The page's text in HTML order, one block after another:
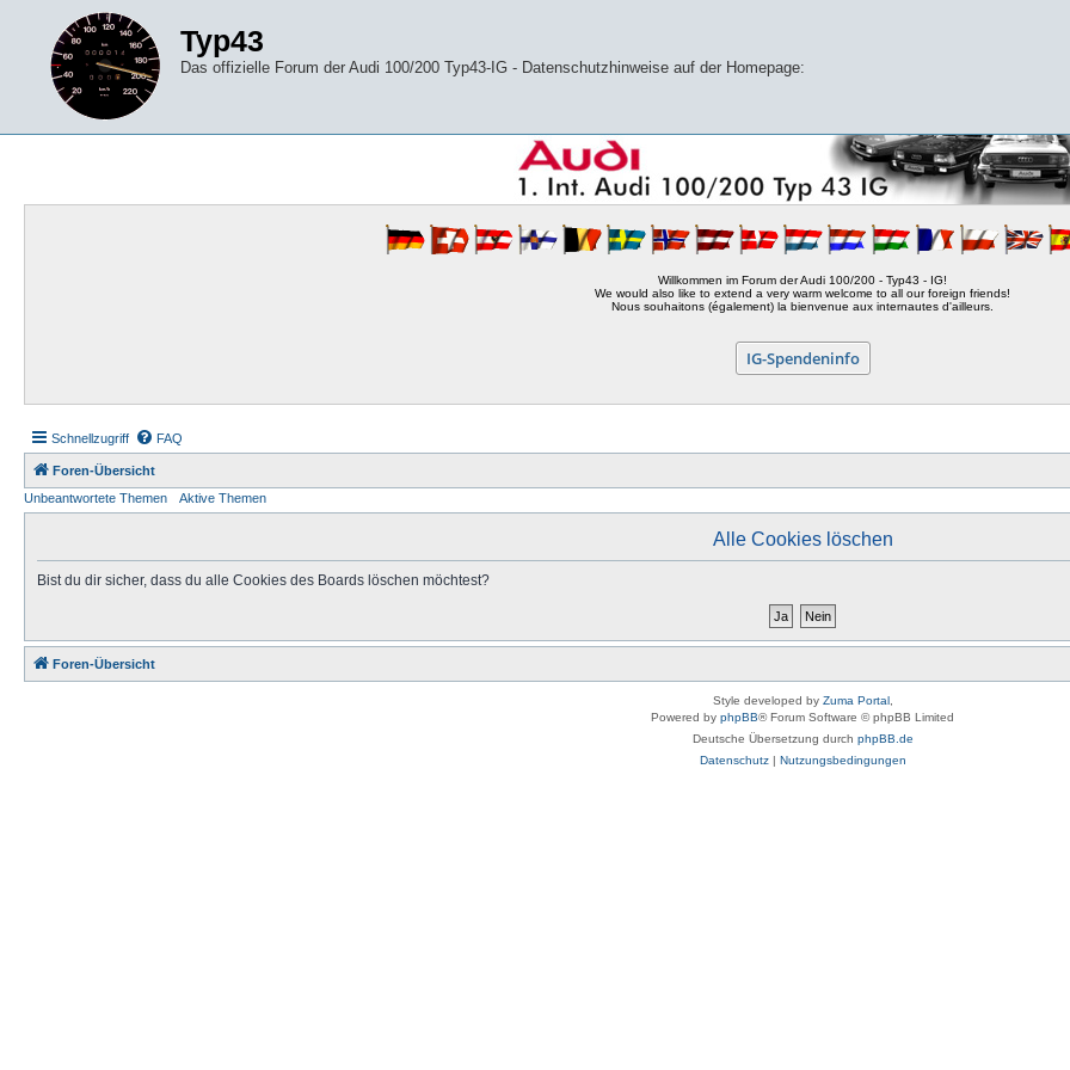
Typ43
Das offizielle Forum der Audi 100/200 Typ43-IG - Datenschutzhinweise auf der Homepage:
Willkommen im Forum der Audi 100/200 - Typ43 - IG!
We would also like to extend a very warm welcome to all our foreign friends!
Nous souhaitons (également) la bienvenue aux internautes d'ailleurs.
IG-Spendeninfo
Schnellzugriff FAQ
Foren-Übersicht
Unbeantwortete Themen
Aktive Themen
Alle Cookies löschen
Bist du dir sicher, dass du alle Cookies des Boards löschen möchtest?
Foren-Übersicht
Style developed by Zuma Portal,
Powered by phpBB® Forum Software © phpBB Limited
Deutsche Übersetzung durch phpBB.de
Datenschutz| Nutzungsbedingungen